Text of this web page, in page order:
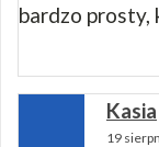
bardzo prosty,
Kasia
19